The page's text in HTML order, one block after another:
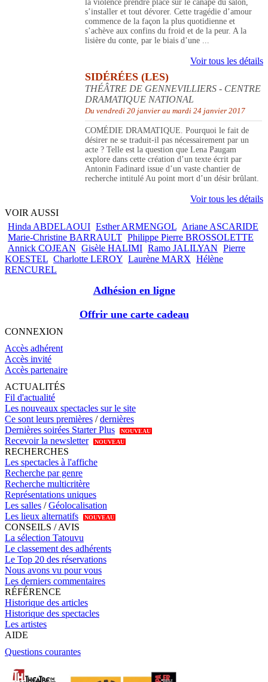
la violence prendre place sur le canapé du salon,
s’installer et tout dévorer. Cette tragédie d’amour
commence de la façon la plus quotidienne et
s’achève aux confins du froid et de la peur. A la
lisière du conte, par le biais d’une ...
Voir tous les détails
SIDÉRÉES (LES)
THÉÂTRE DE GENNEVILLIERS - CENTRE
DRAMATIQUE NATIONAL
Du vendredi 20 janvier au mardi 24 janvier 2017
COMÉDIE DRAMATIQUE. Pourquoi le fait de
désirer ne se traduit-il pas nécessairement par un
acte ? Telle est la question que Lena Paugam
explore dans cette création d’un texte écrit par
Antonin Fadinard issue d’un vaste chantier de
recherche intitulé Au point mort d’un désir brûlant.
Voir tous les détails
VOIR AUSSI
Hinda ABDELAOUI Esther ARMENGOL Ariane ASCARIDE
Marie-Christine BARRAULT Philippe Pierre BROSSOLETTE
Annick COJEAN Gisèle HALIMI Ramo JALILYAN Pierre
KOESTEL Charlotte LEROY Laurène MARX Hélène
RENCUREL
Adhésion en ligne
Offrir une carte cadeau
CONNEXION
Accès adhérent
Accès invité
Accès partenaire
ACTUALITÉS
Fil d'actualité
Les nouveaux spectacles sur le site
Ce sont leurs premières /dernières
Dernières soirées Starter Plus
NOUVEAU
Recevoir la newsletter NOUVEAU
RECHERCHES
Les spectacles à l'affiche
Recherche par genre
Recherche multicritère
Représentations uniques
Les salles /Géolocalisation
Les lieux alternatifs
NOUVEAU
CONSEILS / AVIS
La sélection Tatouvu
Le classement des adhérents
Le Top 20 des réservations
Nous avons vu pour vous
Les derniers commentaires
RÉFÉRENCE
Historique des articles
Historique des spectacles
Les artistes
AIDE
Questions courantes